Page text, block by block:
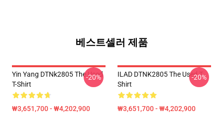
베스트셀러 제품
Yin Yang DTNk2805 The Used
T-Shirt
₩3,651,700 - ₩4,202,900
-20%
ILAD DTNK2805 The Used T-
Shirt
₩3,651,700 - ₩4,202,900
-20%